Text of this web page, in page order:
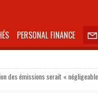
PERSONAL FINANCE 
des émissions serait «